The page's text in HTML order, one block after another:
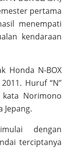
pertama
menempati
kendaraan
Honda N-BOX
Huruf “N”
Norimono
Jepang.
dengan
terciptanya